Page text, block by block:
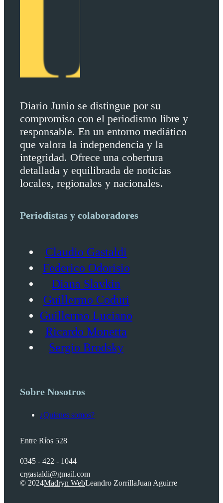
Diario Junio se distingue por su
compromiso con el periodismo libre y
responsable. En un entorno mediático
que valora la independencia y la
integridad. Ofrece una cobertura
detallada y equilibrada de noticias
locales, regionales y nacionales.
Periodistas y colaboradores
Claudio Gastaldi
Federico Odorisio
Diana Slavkin
Guillermo Coduri
Guillermo Luciano
Ricardo Monetta
Sergio Brodsky
Sobre Nosotros
¿Quienes somos?
Entre Ríos 528
0345 - 422 - 1044
crgastaldi@gmail.com
© 2024Madryn WebLeandro ZorrillaJuan Aguirre